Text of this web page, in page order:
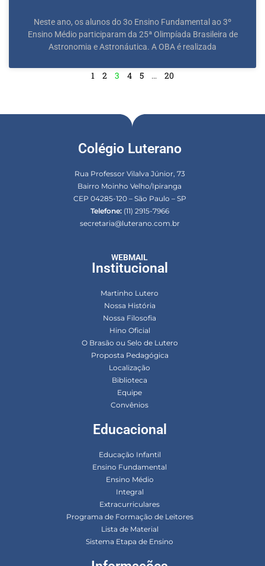
Neste ano, os alunos do 3o Ensino Fundamental ao 3º
Ensino Médio participaram da 25ª Olimpíada Brasileira de
Astronomia e Astronáutica. A OBA é realizada
1 2 3 4 5 … 20
Colégio Luterano
Rua Professor Vilalva Júnior, 73
Bairro Moinho Velho/Ipiranga
CEP 04285-120 – São Paulo – SP
Telefone:(11) 2915-7966
secretaria@luterano.com.br
WEBMAIL
Institucional
Martinho Lutero
Nossa História
Nossa Filosofia
Hino Oficial
O Brasão ou Selo de Lutero
Proposta Pedagógica
Localização
Biblioteca
Equipe
Convênios
Educacional
Educação Infantil
Ensino Fundamental
Ensino Médio
Integral
Extracurriculares
Programa de Formação de Leitores
Lista de Material
Sistema Etapa de Ensino